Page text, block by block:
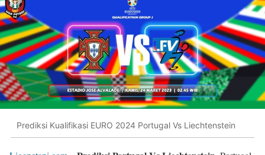
Prediksi Kualifikasi EURO 2024 Portugal Vs Liechtenstein